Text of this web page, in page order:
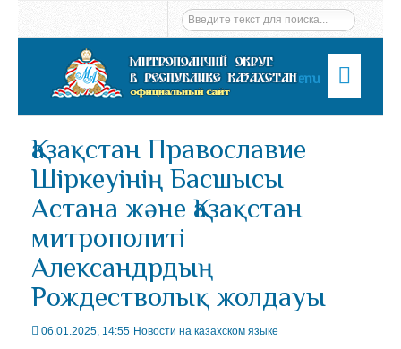
Menu
Қазақстан Православие
Шіркеуінің Басшысы
Астана және Қазақстан
митрополиті
Александрдың
Рождестволық жолдауы
06.01.2025, 14:55 Новости на казахском языке